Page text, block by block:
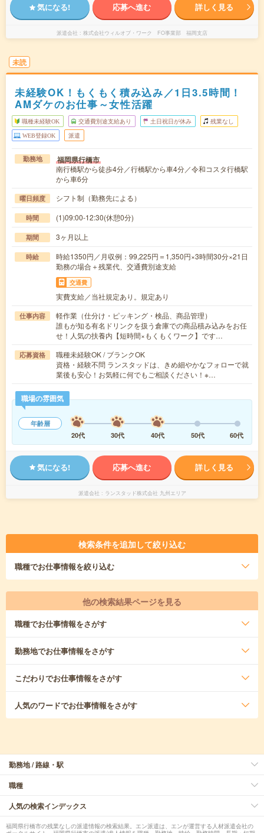
気になる! 応募へ進む 詳しく見る
派遣会社 株式会社ウィルオブ・ワーク FO事業部 福岡支店
未読
未経験OK！もくもく積み込み／1日3.5時間！
AMダケのお仕事～女性活躍
職種未経験OK 交通費別途支給あり 土日祝日が休み 残業なし
WEB登録OK 派遣
勤務地 福岡県行橋市
南行橋駅から徒歩4分／行橋駅から車4分／令和コスタ行橋駅
から車6分
曜日頻度 シフト制（勤務先による）
時間 (1)09:00-12:30(休憩0分)
期間 3ヶ月以上
時給
時給1350円／月収例：99,225円＝1,350円×3時間30分×21日
勤務の場合＋残業代、交通費別途支給
交通費
実費支給／当社規定あり。規定あり
仕事内容
軽作業（仕分け・ピッキング・検品、商品管理）
誰もが知る有名ドリンクを扱う倉庫での商品積み込みをお任
せ！人気の扶養内【短時間×もくもくワーク】です…
応募資格
職種未経験OK / ブランクOK
資格・経験不問 ランスタッドは、きめ細やかなフォローで就
業後も安心！お気軽に何でもご相談ください！※…
職場の雰囲気
年齢層
20代
30代 40代 50代 60代
気になる! 応募へ進む 詳しく見る
派遣会社 ランスタッド株式会社 九州エリア
検索条件を追加して絞り込む
職種でお仕事情報を絞り込む
他の検索結果ページを見る
職種でお仕事情報をさがす
勤務地でお仕事情報をさがす
こだわりでお仕事情報をさがす
人気のワードでお仕事情報をさがす
勤務地 / 路線・駅
職種
人気の検索インデックス
福岡県行橋市の残業なしの派遣情報の検索結果。エン派遣は、エンが運営する人材派遣会社の